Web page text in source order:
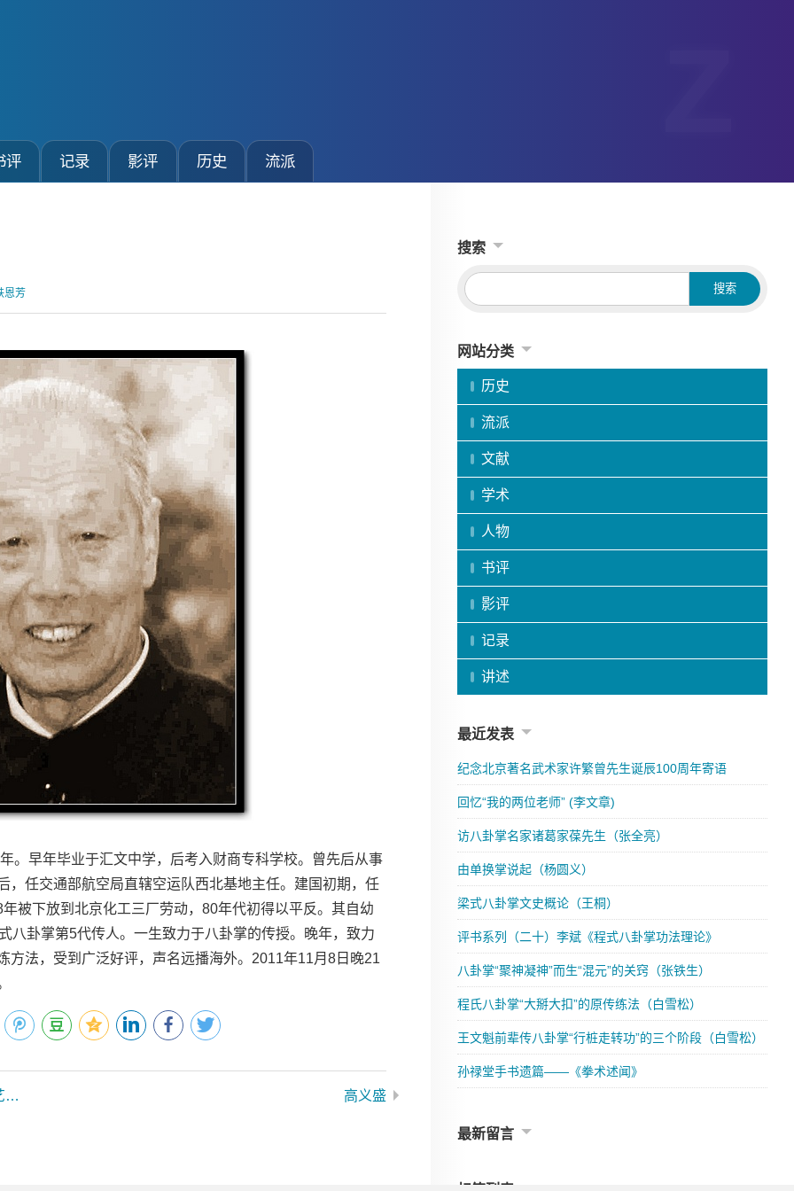
评 记录 影评 历史 流派
恩芳
早年毕业于汇文中学，后考入财商专科学校。曾先后从事
，任交通部航空局直辖空运队西北基地主任。建国初期，任
被下放到北京化工三厂劳动，80年代初得以平反。其自幼
八卦掌第5代传人。一生致力于八卦掌的传授。晚年，致力
方法，受到广泛好评，声名远播海外。2011年11月8日晚21
“一块现大洋教一个式子”高义盛天津设场传艺（作者：刘运钢 ） 高义盛
搜索
网站分类
历史
流派
文献
学术
人物
书评
影评
记录
讲述
最近发表
纪念北京著名武术家许繁曾先生诞辰100周年寄语
回忆“我的两位老师” (李文章)
访八卦掌名家诸葛家葆先生（张全亮）
由单换掌说起（杨圆义）
梁式八卦掌文史概论（王桐）
评书系列（二十）李斌《程式八卦掌功法理论》
八卦掌“聚神凝神”而生“混元”的关窍（张铁生）
程氏八卦掌“大掰大扣”的原传练法（白雪松）
王文魁前辈传八卦掌“行桩走转功”的三个阶段（白雪松）
孙禄堂手书遗篇——《拳术述闻》
最新留言